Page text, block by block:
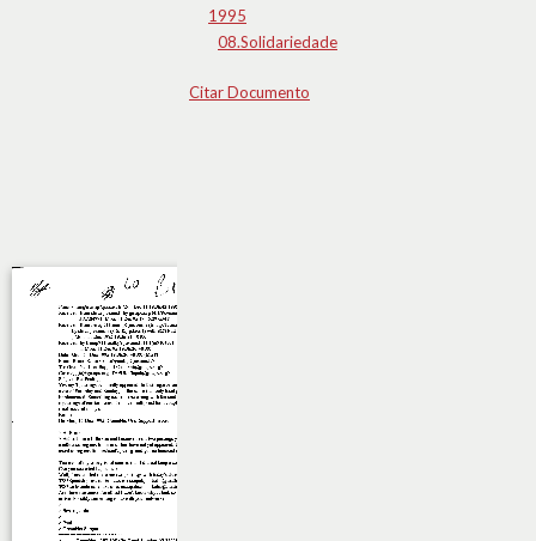
1995
08.Solidariedade
Citar Documento